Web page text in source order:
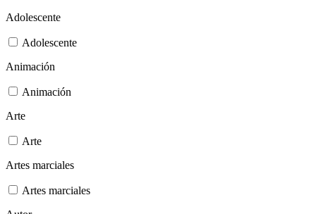
Adolescente
Adolescente
Animación
Animación
Arte
Arte
Artes marciales
Artes marciales